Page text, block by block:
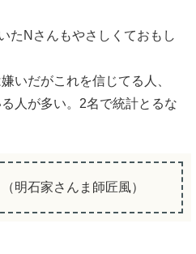
たNさんもやさしくておもし
いだがこれを信じてる人、
人が多い。2名で統計とるな
明石家さんま師匠風）